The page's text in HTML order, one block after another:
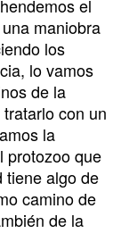
el
maniobra
los
lo vamos
de la
con un
la
protozoo que
tiene algo de
camino de
de la